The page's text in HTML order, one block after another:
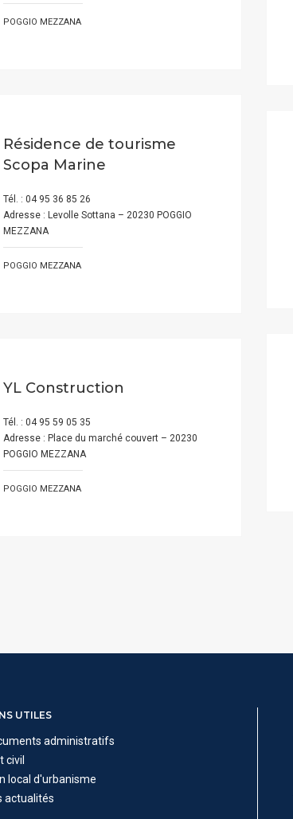
POGGIO MEZZANA
Résidence de tourisme
Scopa Marine
Tél. : 04 95 36 85 26
Adresse : Levolle Sottana – 20230 POGGIO
MEZZANA
POGGIO MEZZANA
YL Construction
Tél. : 04 95 59 05 35
Adresse : Place du marché couvert – 20230
POGGIO MEZZANA
POGGIO MEZZANA
UTILES
administratifs
civil
local d'urbanisme
actualités